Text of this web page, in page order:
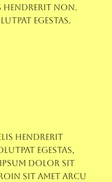
hendrerit non.
egestas.
hendrerit
egestas,
ipsum dolor sit
sit amet arcu